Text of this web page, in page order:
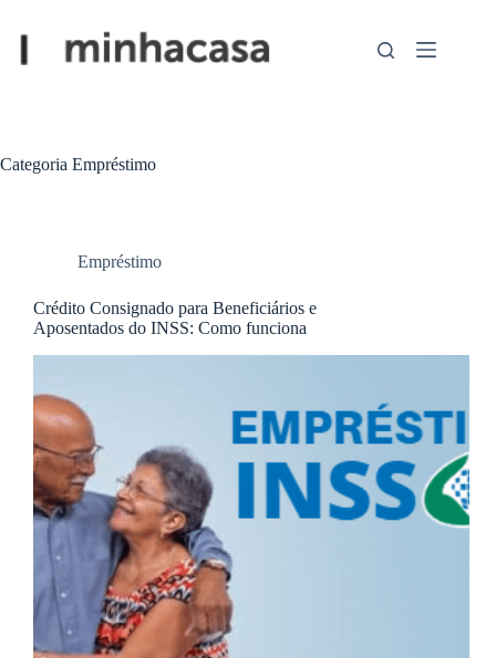
conteúdo
Categoria Empréstimo
Empréstimo
Crédito Consignado para Beneficiários e
Aposentados do INSS: Como funciona